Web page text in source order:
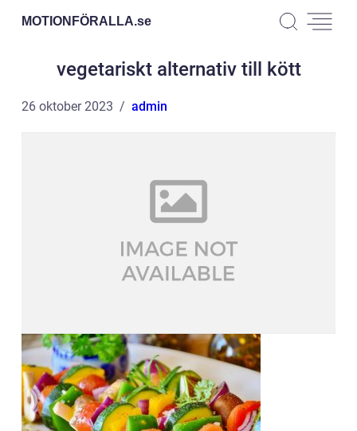
MOTIONFÖRALLA.se
vegetariskt alternativ till kött
26 oktober 2023 admin